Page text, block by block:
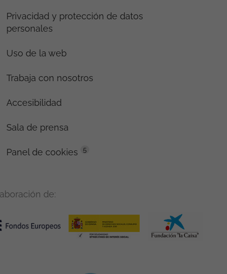
Privacidad y protección de datos
personales
Uso de la web
Trabaja con nosotros
Accesibilidad
Sala de prensa
Panel de cookies 5
de: